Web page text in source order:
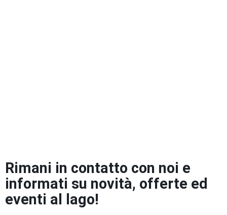
Rimani in contatto con noi e
informati su novità, offerte ed
eventi al lago!